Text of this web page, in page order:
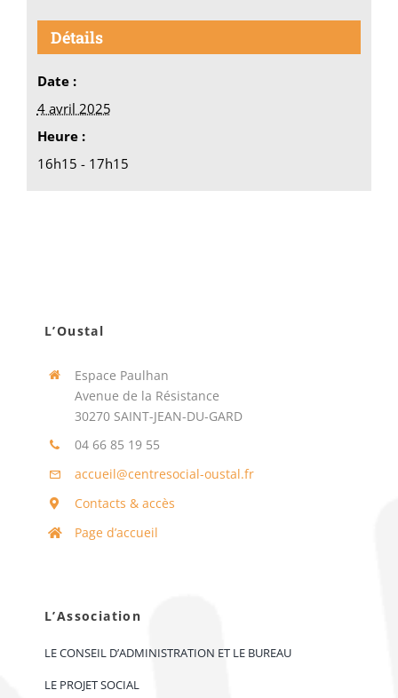
Détails
Date :
4 avril 2025
Heure :
16h15 - 17h15
L’Oustal
Espace Paulhan
Avenue de la Résistance
30270 SAINT-JEAN-DU-GARD
04 66 85 19 55
accueil@centresocial-oustal.fr
Contacts & accès
Page d’accueil
L’Association
LE CONSEIL D’ADMINISTRATION ET LE BUREAU
LE PROJET SOCIAL